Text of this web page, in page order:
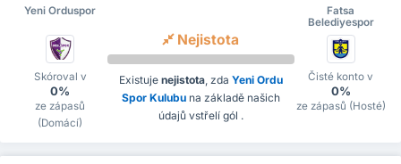
Yeni Orduspor
Fatsa
Belediyespor
Skóroval v
0%
ze zápasů
(Domácí)
Nejistota
Existuje nejistota, zda Yeni Ordu
Spor Kulubuna základě našich
údajů vstřelí gól .
Čisté konto v
0%
ze zápasů (Hosté)